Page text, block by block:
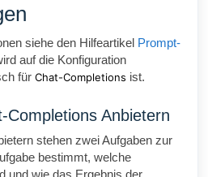
siehe den Hilfeartikel Prompt-
auf die Konfiguration
für Chat-Completions ist.
Completions Anbietern
stehen zwei Aufgaben zur
bestimmt, welche
und wie das Ergebnis der